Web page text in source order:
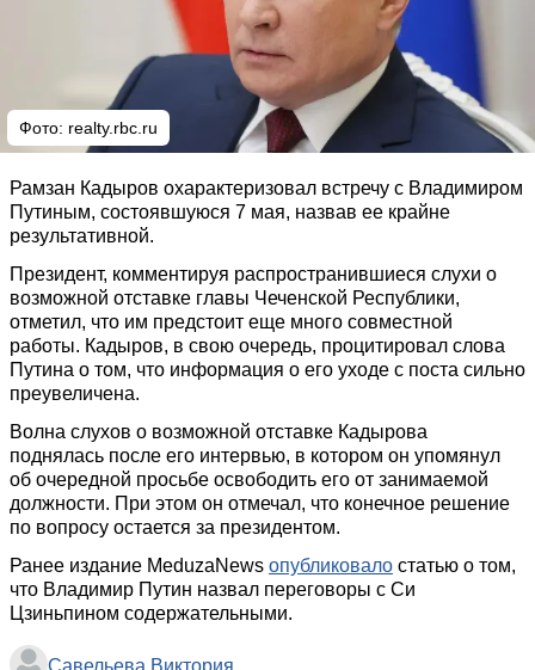
Фото: realty.rbc.ru
Рамзан Кадыров охарактеризовал встречу с Владимиром
Путиным, состоявшуюся 7 мая, назвав ее крайне
результативной.
Президент, комментируя распространившиеся слухи о
возможной отставке главы Чеченской Республики,
отметил, что им предстоит еще много совместной
работы. Кадыров, в свою очередь, процитировал слова
Путина о том, что информация о его уходе с поста сильно
преувеличена.
Волна слухов о возможной отставке Кадырова
поднялась после его интервью, в котором он упомянул
об очередной просьбе освободить его от занимаемой
должности. При этом он отмечал, что конечное решение
по вопросу остается за президентом.
Ранее издание MeduzaNews опубликовало статью о том,
что Владимир Путин назвал переговоры с Си
Цзиньпином содержательными.
Савельева Виктория